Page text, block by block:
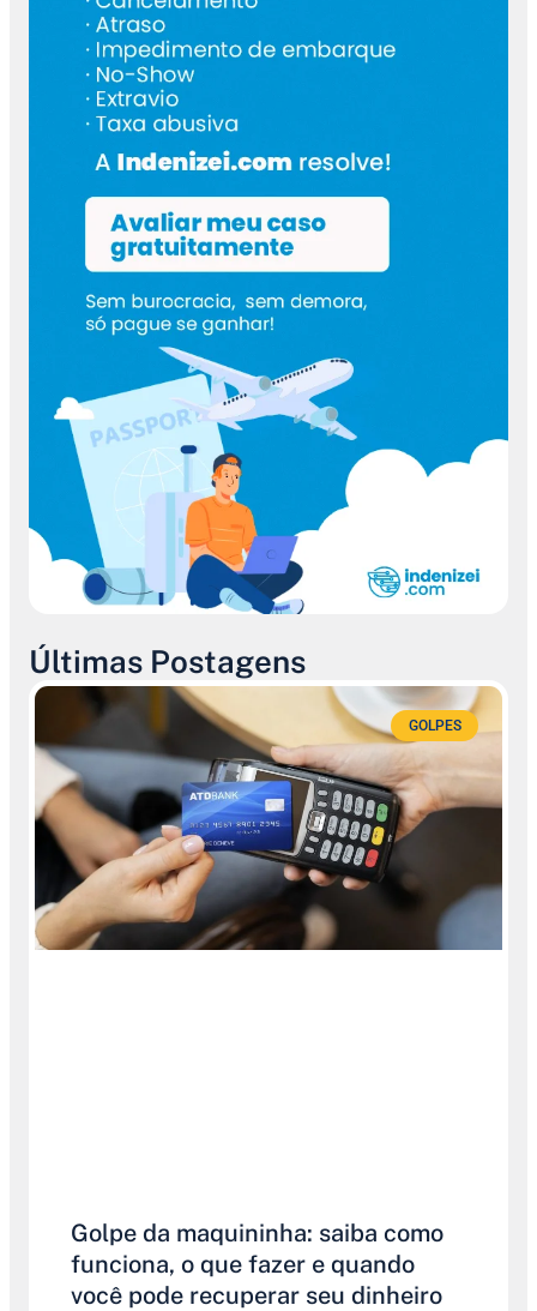
Últimas Postagens
GOLPES
Golpe da maquininha: saiba como
funciona, o que fazer e quando
você pode recuperar seu dinheiro